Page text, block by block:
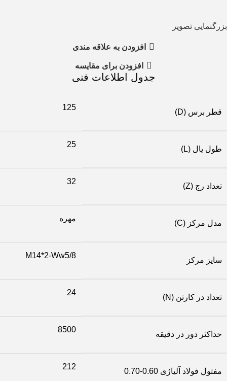
بزرگنمایی تصویر
افزودن به علاقه مندی
افزودن برای مقایسه
جدول اطلاعات فنی
قطر برس (D)
125
طول یال (L)
25
تعداد رج (Z)
32
مدل مرکز (C)
مهره
سایز مرکز
M14*2-Ww5/8
تعداد در کارتن (N)
24
حداکثر دور در دقیقه
8500
مفتول فولاد آلیاژی 0.60-0.70
212